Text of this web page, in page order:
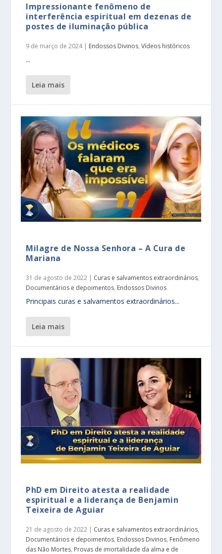
Impressionante fenômeno de
interferência espiritual em dezenas de
postes de iluminação pública
9 de março de 2024| Endossos Divinos,Vídeos históricos
...
leia mais
Milagre de Nossa Senhora – A Cura de
Mariana
31 de agosto de 2022 | Curas e salvamentos extraordinários,
Documentários e depoimentos, Endossos Divinos
Principais curas e salvamentos extraordinários...
leia mais
PhD em Direito atesta a realidade
espiritual e a liderança de Benjamin
Teixeira de Aguiar
21 de agosto de 2022 | Curas e salvamentos extraordinários,
Documentários e depoimentos, Endossos Divinos, Fenômeno
das Não Mortes, Provas de imortalidade da alma e de